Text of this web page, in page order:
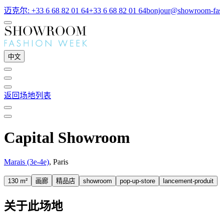
迈克尔: +33 6 68 82 01 64+33 6 68 82 01 64bonjour@showroom-
中文
返回场地列表
Capital Showroom
Marais (3e-4e), Paris
130 m² 画廊 精品店 showroom pop-up-store lancement-produit
关于此场地